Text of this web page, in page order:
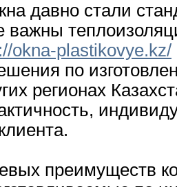
давно стали
важны
okna-plastikovye.kz/
по
регионах
преимуществ